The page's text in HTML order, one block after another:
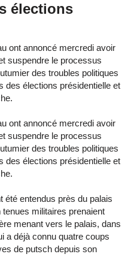
élections
ont annoncé mercredi avoir
suspendre le processus
des troubles politiques
des élections présidentielle et
ont annoncé mercredi avoir
suspendre le processus
des troubles politiques
des élections présidentielle et
été entendus près du palais
militaires prenaient
menant vers le palais, dans
a déjà connu quatre coups
de putsch depuis son